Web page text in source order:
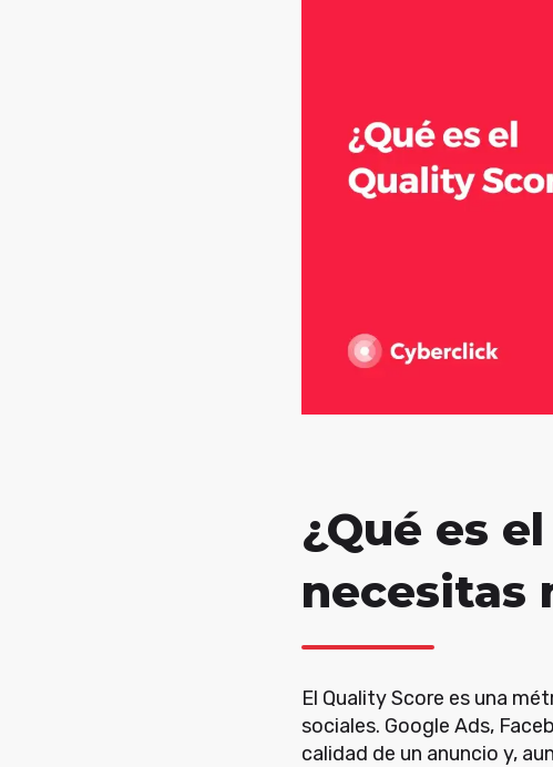
¿Qué es
necesitas
El Quality Score es una
sociales. Google Ads,
calidad de un anuncio y,